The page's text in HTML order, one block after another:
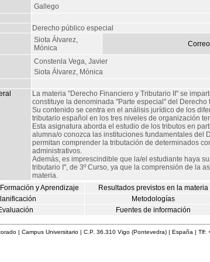
Gallego
Derecho público especial
Siota Álvarez,
Mónica
Constenla Vega, Javier
Siota Álvarez, Mónica
La materia "Derecho Financiero y Tributario II" se
constituye la denominada "Parte especial" del Derecho
Su contenido se centra en el análisis jurídico de los
tributario español en los tres niveles de organización
Esta asignatura aborda el estudio de los tributos en
alumna/o conozca las instituciones fundamentales del
permitan comprender la tributación de determinados
administrativos.
Además, es imprescindible que la/el estudiante haya
tributario I", de 3º Curso, ya que la comprensión de la
materia.
y Aprendizaje
Resultados previstos en la materia
Metodologías
Fuentes de información
| Campus Universitario | C.P. 36.310 Vigo (Pontevedra) | España | Tlf: